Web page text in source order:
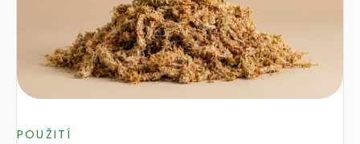
POUŽITÍ